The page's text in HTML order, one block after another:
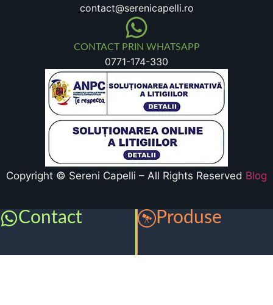
contact@serenicapelli.ro
CONTACT PRIN WHATSAPP
0771-174-330
Copyright © Sereni Capelli – All Rights Reserved Blog
Contact Produse